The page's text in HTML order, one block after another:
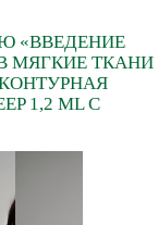
«ВВЕДЕНИЕ
МЯГКИЕ ТКАНИ
1,2 ML С